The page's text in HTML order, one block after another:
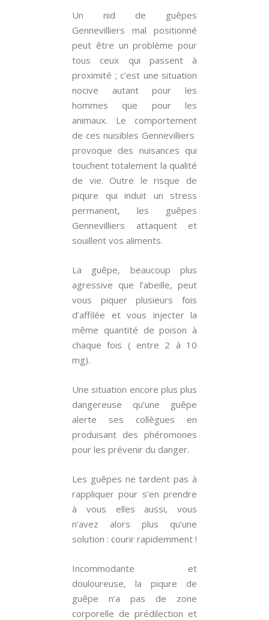
Un nid de guêpes
Gennevilliers mal positionné
peut être un problème pour
tous ceux qui passent à
proximité ; c’est une situation
nocive autant pour les
hommes que pour les
animaux. Le comportement
de ces nuisibles Gennevilliers
provoque des nuisances qui
touchent totalement la qualité
de vie. Outre le risque de
piqure qui induit un stress
permanent, les guêpes
Gennevilliers attaquent et
souillent vos aliments.
La guêpe, beaucoup plus
agressive que l’abeille, peut
vous piquer plusieurs fois
d’affilée et vous injecter la
même quantité de poison à
chaque fois ( entre 2 à 10
mg).
Une situation encore plus plus
dangereuse qu’une guêpe
alerte ses collègues en
produisant des phéromones
pour les prévenir du danger.
Les guêpes ne tardent pas à
rappliquer pour s’en prendre
à vous elles aussi, vous
n’avez alors plus qu’une
solution : courir rapidemment !
Incommodante et
douloureuse, la piqure de
guêpe n’a pas de zone
corporelle de prédilection et